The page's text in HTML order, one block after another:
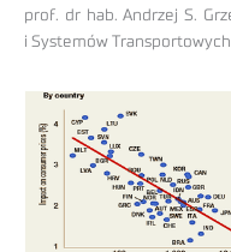
prof. dr hab. Andrzej S.
i Systemów